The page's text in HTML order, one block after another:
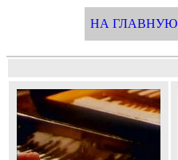
НА ГЛАВНУЮ